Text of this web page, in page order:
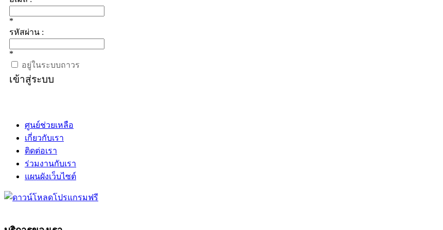
*
รหัสผ่าน :
*
อยู่ในระบบถาวร
เข้าสู่ระบบ
ศูนย์ช่วยเหลือ
เกี่ยวกับเรา
ติดต่อเรา
ร่วมงานกับเรา
แผนผังเว็บไซต์